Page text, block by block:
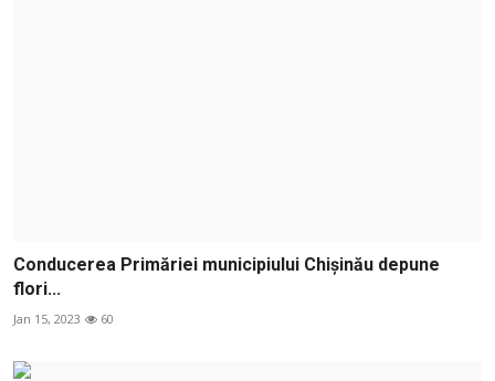
Conducerea Primăriei municipiului Chișinău depune
flori...
Jan 15, 2023 60